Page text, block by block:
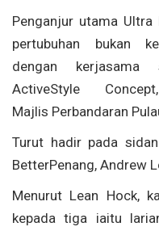
Penganjur utama
pertubuhan bukan
dengan kerjasama
ActiveStyle
Majlis Perbandaran
Turut hadir pada
BetterPenang, Andrew
Menurut Lean Hock,
kepada tiga iaitu